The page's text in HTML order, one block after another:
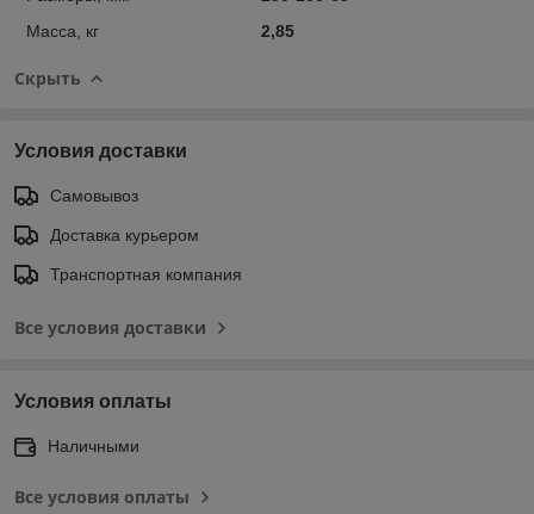
Масса, кг
2,85
Скрыть
Условия доставки
Самовывоз
Доставка курьером
Транспортная компания
Все условия доставки
Условия оплаты
Наличными
Все условия оплаты